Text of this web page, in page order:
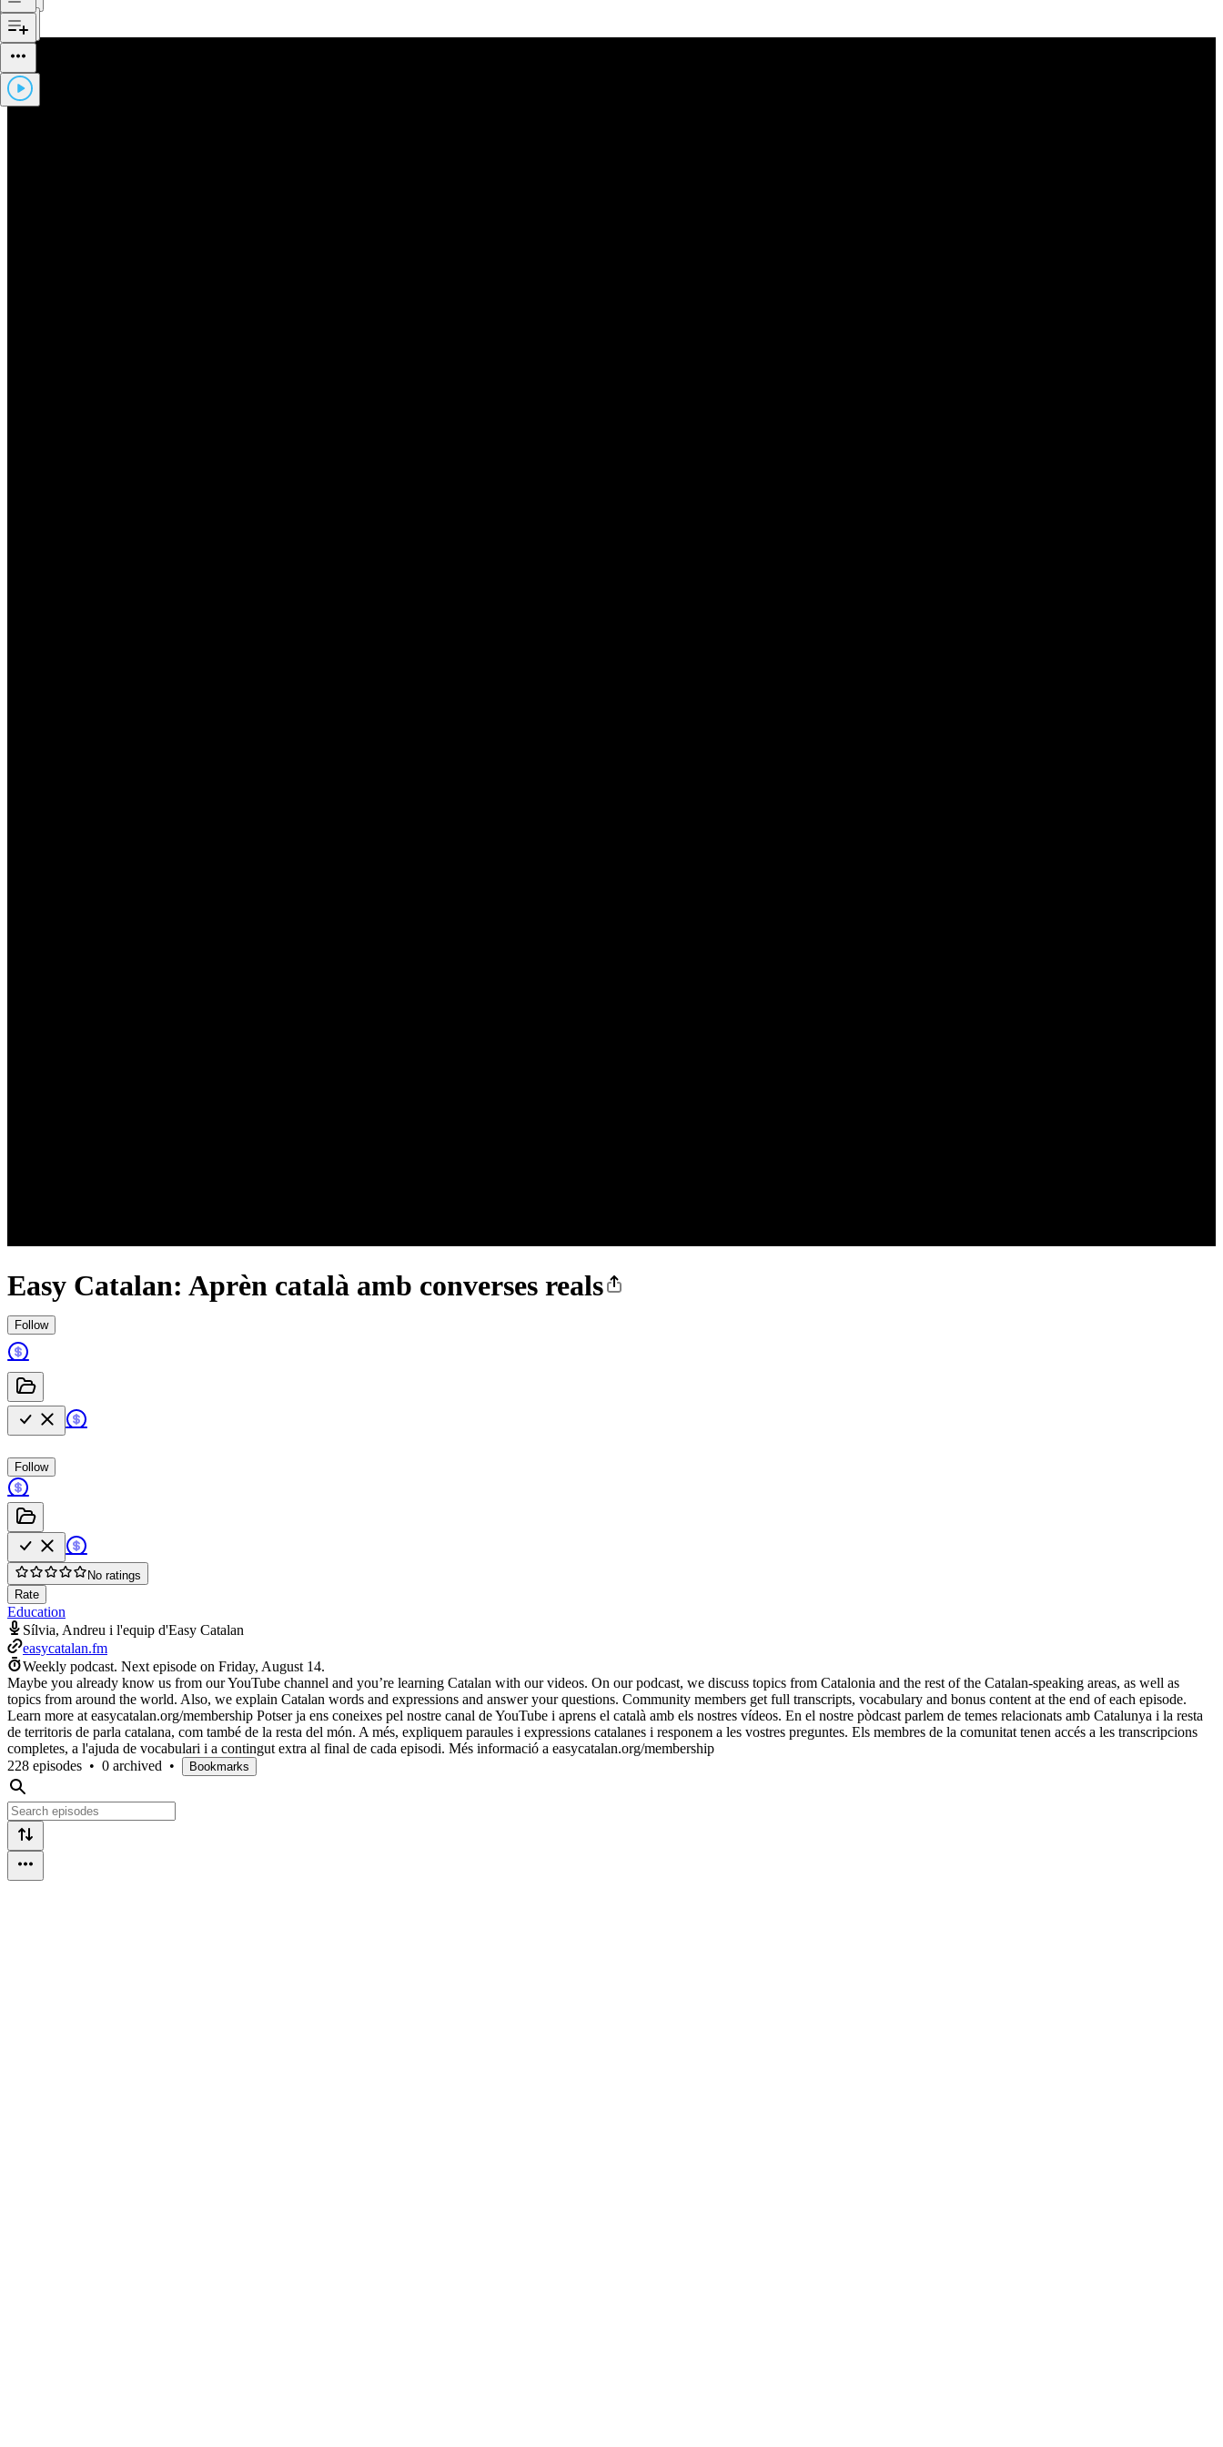
Easy Catalan: Aprèn català amb converses reals
Follow
Follow
No ratings
Rate
Education
Sílvia, Andreu i l'equip d'Easy Catalan
easycatalan.fm
Weekly podcast. Next episode on Friday, August 14.
Maybe you already know us from our YouTube channel and you’re learning Catalan with our videos. On our podcast, we discuss topics from Catalonia and the rest of the Catalan-speaking areas, as well as
topics from around the world. Also, we explain Catalan words and expressions and answer your questions. Community members get full transcripts, vocabulary and bonus content at the end of each episode.
Learn more at easycatalan.org/membership Potser ja ens coneixes pel nostre canal de YouTube i aprens el català amb els nostres vídeos. En el nostre pòdcast parlem de temes relacionats amb Catalunya i la resta
de territoris de parla catalana, com també de la resta del món. A més, expliquem paraules i expressions catalanes i responem a les vostres preguntes. Els membres de la comunitat tenen accés a les transcripcions
completes, a l'ajuda de vocabulari i a contingut extra al final de cada episodi. Més informació a easycatalan.org/membership
228 episodes • 0 archived • Bookmarks